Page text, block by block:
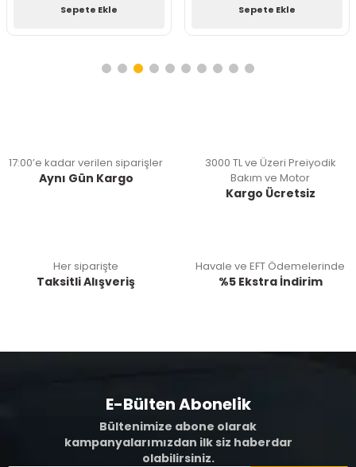
Sepete Ekle Sepete Ekle
17:00’e kadar verilen siparişler
Aynı Gün Kargo
3000 TL ve Üzeri Preiyodik
Bakım ve Motor
Kargo Ücretsiz
Her siparişte
Taksitli Alışveriş
Havale ve EFT Ödemelerinde
%5 Ekstra İndirim
E-Bülten Abonelik
Bültenimize abone olarak
kampanyalarımızdan ilk siz haberdar
olabilirsiniz.